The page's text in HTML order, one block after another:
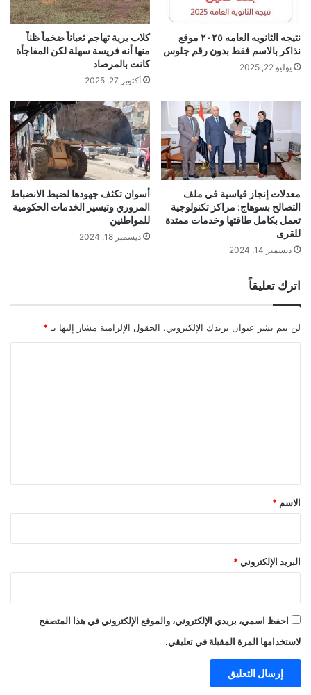
نتيجه الثانويه العامه ٢٠٢٥ موقع
نذاكر بالاسم فقط بدون رقم جلوس
يوليو 22, 2025
كلاب برية تهاجم ثعباناً ضخماً ظناً
منها أنه فريسة سهلة لكن المفاجأة
كانت بالمرصاد
أكتوبر 27, 2025
معدلات إنجاز قياسية في ملف
التصالح بسوهاج: مراكز تكنولوجية
تعمل بكامل طاقتها وخدمات ممتدة
للقرى
ديسمبر 14, 2024
أسوان تكثف جهودها لضبط الانضباط
المروري وتيسير الخدمات الحكومية
للمواطنين
ديسمبر 18, 2024
اترك تعليقاً
لن يتم نشر عنوان بريدك الإلكتروني. الحقول الإلزامية مشار إليها بـ *
*
الاسم *
البريد الإلكتروني *
احفظ اسمي، بريدي الإلكتروني، والموقع الإلكتروني في هذا المتصفح
لاستخدامها المرة المقبلة في تعليقي.